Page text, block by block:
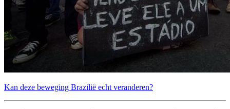
Kan deze beweging Brazilië echt veranderen?